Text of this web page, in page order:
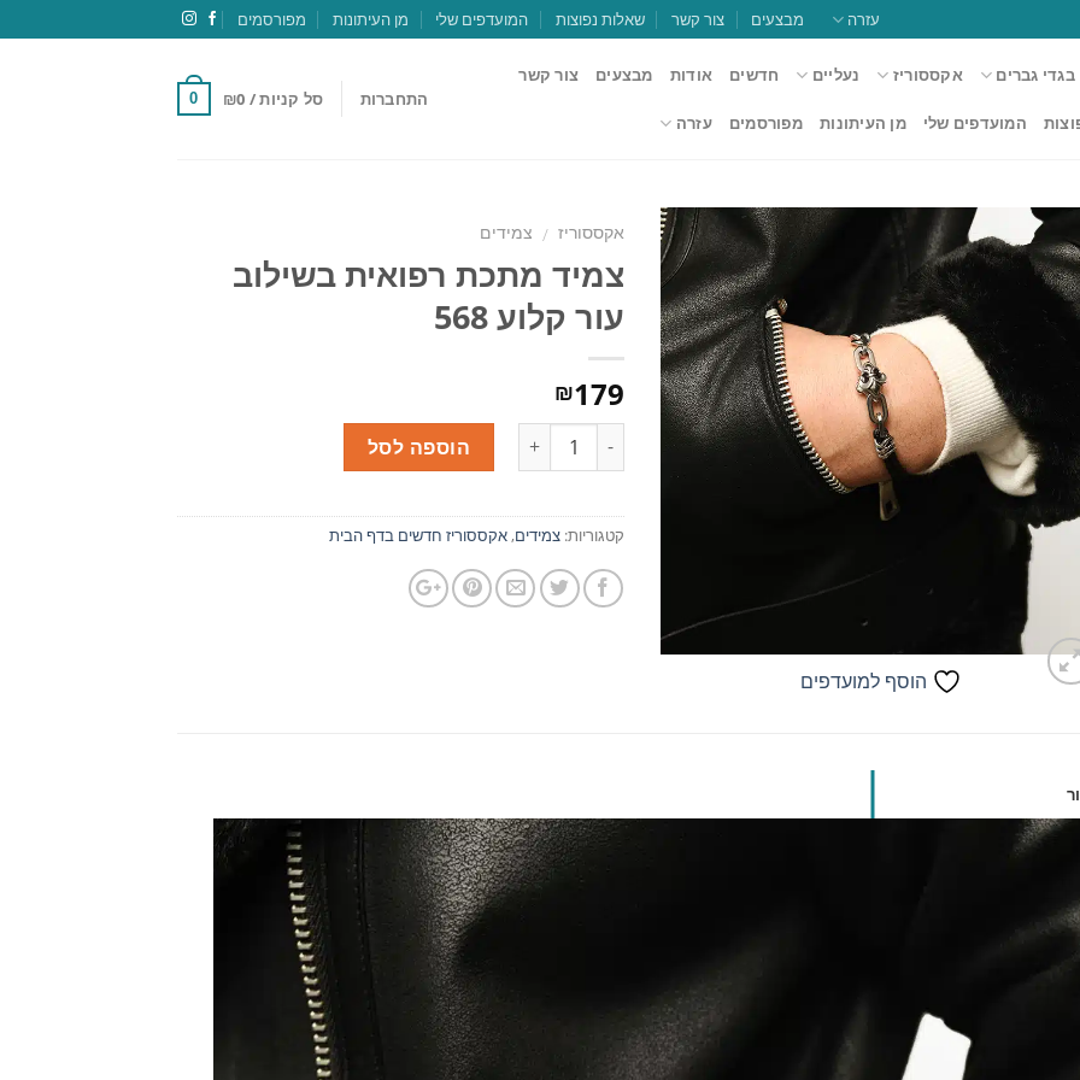
עזרה מבצעים צור קשר שאלות נפוצות המועדפים שלי מן העיתונות מפורסמים
בגדי גברים אקססוריז נעליים חדשים אודות מבצעים צור קשר
המועדפים שלי מן העיתונות מפורסמים עזרה
התחברות סל קניות / ₪0
0
הוסף
למועדפים
הוסף למועדפים
אקססוריז / צמידים
צמיד מתכת רפואית בשילוב
עור קלוע 568
₪179
הוספה לסל
קטגוריות: צמידים,אקססוריז חדשים בדף הבית